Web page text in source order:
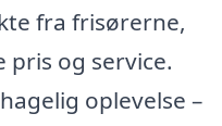
fra frisørerne,
pris og service.
oplevelse –